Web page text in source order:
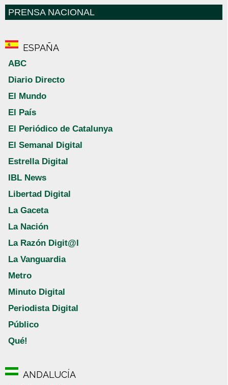
PRENSA NACIONAL
ESPAÑA
ABC
Diario Directo
El Mundo
El País
El Periódico de Catalunya
El Semanal Digital
Estrella Digital
IBL News
Libertad Digital
La Gaceta
La Nación
La Razón Digit@l
La Vanguardia
Metro
Minuto Digital
Periodista Digital
Público
Qué!
ANDALUCÍA